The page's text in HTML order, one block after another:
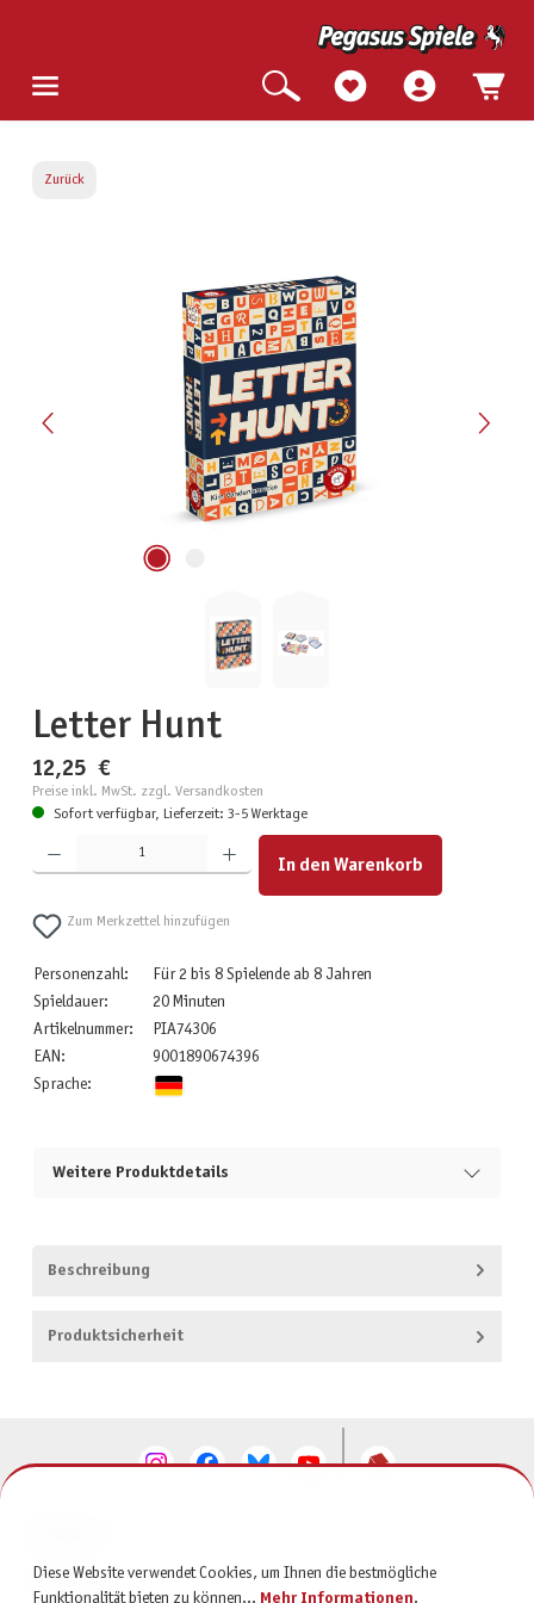
Zurück
Letter Hunt
12,25 €
Preise inkl. MwSt. zzgl. Versandkosten
Sofort verfügbar, Lieferzeit: 3-5 Werktage
Produkt Anzahl: Gib den gewünschten Wert ein oder benutze die Schaltflächen um die Anzahl zu
In den Warenkorb
Zum Merkzettel hinzufügen
Personenzahl:
Für 2 bis 8 Spielende ab 8 Jahren
Spieldauer:
20 Minuten
Artikelnummer:
PIA74306
EAN:
9001890674396
Sprache:
Weitere Produktdetails
Beschreibung
Produktsicherheit
SERVICE
Diese Website verwendet Cookies, um Ihnen die bestmögliche
Funktionalität bieten zu können... Mehr Informationen.